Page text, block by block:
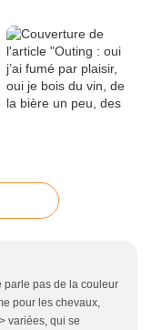
parle pas de la couleur
pour les chevaux,
variées, qui se